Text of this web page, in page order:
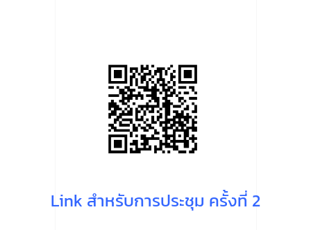
Link สำหรับการประชุม ครั้งที่ 2